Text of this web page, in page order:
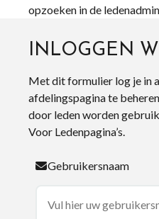
opzoeken in de
INLOGGEN
Met dit formulier log je in
afdelingspagina te
door leden worden
Voor Ledenpagina’s.
Gebruikersnaam